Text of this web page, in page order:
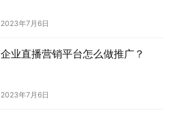
2023年7月6日
企业直播营销平台怎么做推广？
2023年7月6日